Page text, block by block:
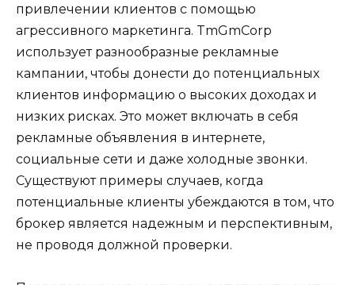
привлечении клиентов с помощью
агрессивного маркетинга. TmGmCorp
использует разнообразные рекламные
кампании, чтобы донести до потенциальных
клиентов информацию о высоких доходах и
низких рисках. Это может включать в себя
рекламные объявления в интернете,
социальные сети и даже холодные звонки.
Существуют примеры случаев, когда
потенциальные клиенты убеждаются в том, что
брокер является надежным и перспективным,
не проводя должной проверки.